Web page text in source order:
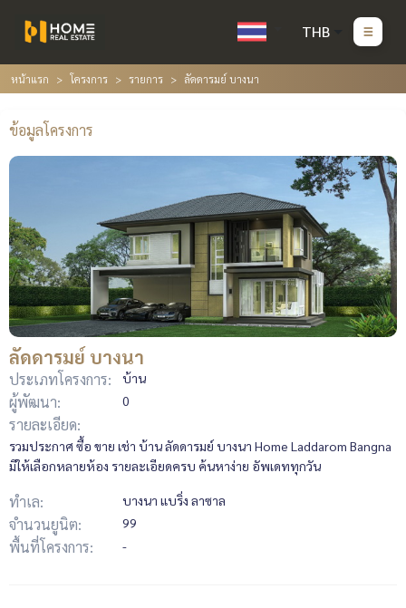
THB
หน้าแรก โครงการ รายการ ลัดดารมย์ บางนา
ข้อมูลโครงการ
ลัดดารมย์ บางนา
ประเภทโครงการ: บ้าน
ผู้พัฒนา: 0
รายละเอียด:
รวมประกาศ ซื้อ ขาย เช่า บ้าน ลัดดารมย์ บางนา Home Laddarom Bangna
มีให้เลือกหลายห้อง รายละเอียดครบ ค้นหาง่าย อัพเดททุกวัน
ทำเล: บางนา แบริ่ง ลาซาล
จำนวนยูนิต: 99
พื้นที่โครงการ: -